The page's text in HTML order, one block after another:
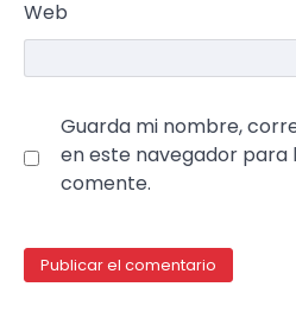
Web
Guarda mi nombre,
en este navegador para
comente.